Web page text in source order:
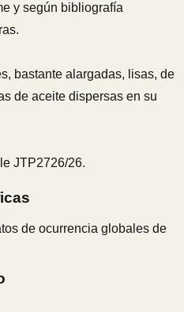
y según bibliografía
bastante alargadas, lisas, de
de aceite dispersas en su
JTP2726/26.
de ocurrencia globales de